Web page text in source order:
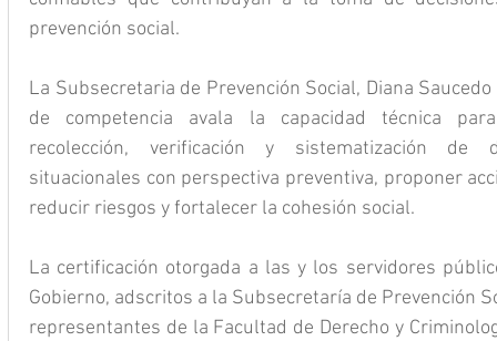
prevención social.
La Subsecretaria de Prevención Social, Diana
de competencia avala la capacidad técnica
recolección, verificación y sistematización de
situacionales con perspectiva preventiva, proponer
reducir riesgos y fortalecer la cohesión social.
La certificación otorgada a las y los servidores
Gobierno, adscritos a la Subsecretaría de Prevención
representantes de la Facultad de Derecho y